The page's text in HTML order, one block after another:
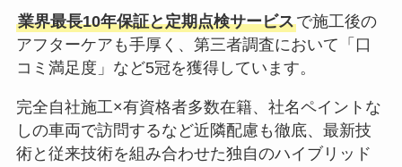
業界最長10年保証と定期点検サービスで施工後の
アフターケアも手厚く、第三者調査において「口
コミ満足度」など5冠を獲得しています。
完全自社施工×有資格者多数在籍、社名ペイントな
しの車両で訪問するなど近隣配慮も徹底、最新技
術と従来技術を組み合わせた独自のハイブリッド